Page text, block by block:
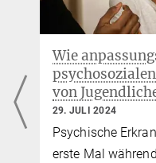
Wie
von
29. JULI 2024
Psychische
erste Mal